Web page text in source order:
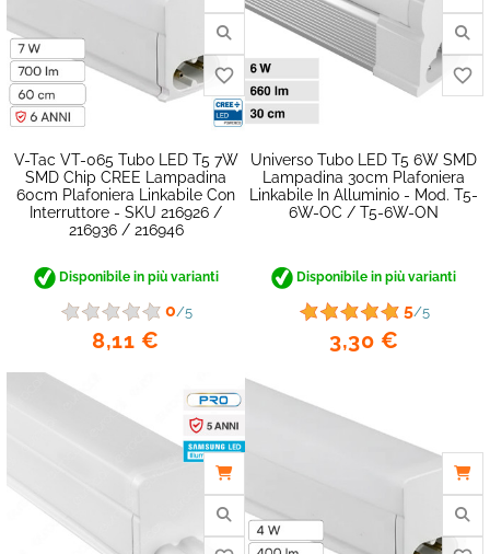
V-Tac VT-065 Tubo LED T5 7W
SMD Chip CREE Lampadina
60cm Plafoniera Linkabile Con
Interruttore - SKU 216926 /
216936 / 216946
Disponibile in più varianti
0/5
8,11 €
Universo Tubo LED T5 6W SMD
Lampadina 30cm Plafoniera
Linkabile In Alluminio - Mod. T5-
6W-OC / T5-6W-ON
Disponibile in più varianti
5/5
3,30 €